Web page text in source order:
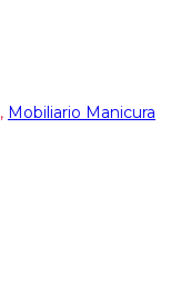
, Mobiliario Manicura